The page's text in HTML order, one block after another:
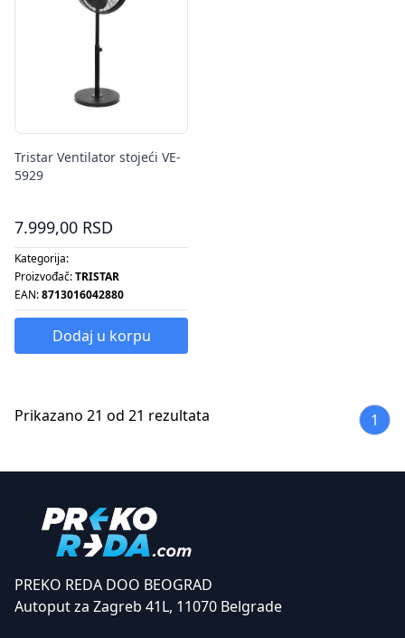
Tristar Ventilator stojeći VE-
5929
7.999,00 RSD
Kategorija:
Proizvođač:TRISTAR
EAN:8713016042880
Dodaj u korpu
Prikazano 21 od 21 rezultata 1
PREKO REDA DOO BEOGRAD
Autoput za Zagreb 41L, 11070 Belgrade